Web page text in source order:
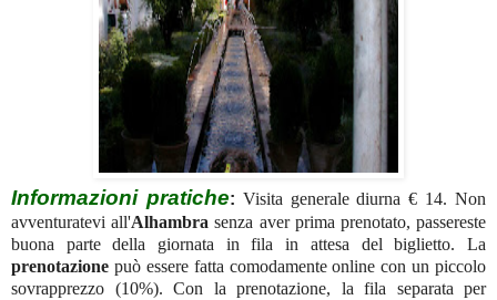
Informazioni pratiche: Visita generale diurna € 14. Non
avventuratevi all'Alhambra senza aver prima prenotato, passereste
buona parte della giornata in fila in attesa del biglietto. La
prenotazione può essere fatta comodamente online con un piccolo
sovrapprezzo (10%). Con la prenotazione, la fila separata per